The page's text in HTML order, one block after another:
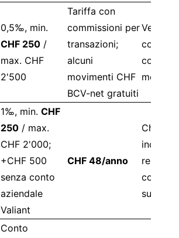
0,5‰, min.
CHF 250 /
max. CHF
2'500
Tariffa con
commissioni per
transazioni;
alcuni
movimenti CHF
BCV-net gratuiti
Verifica
conto +
1‰, min. CHF
250 / max.
CHF 2'000;
+CHF 500
senza conto
aziendale
Valiant
CHF 48/anno
Chiaro
restare
conto
Conto